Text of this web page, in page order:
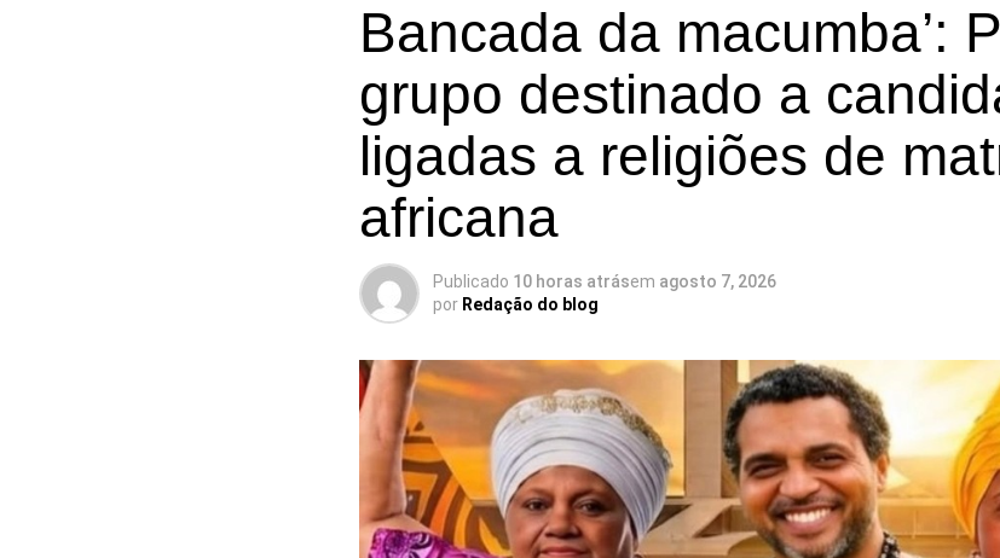
Bancada da macumba’:
grupo destinado a
ligadas a religiões de
africana
Publicado 10 horas atrásem agosto 7, 2026
por Redação do blog